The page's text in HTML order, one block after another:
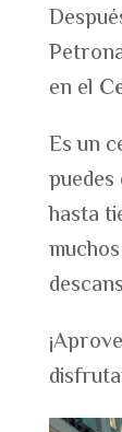
en el
Es un
hasta